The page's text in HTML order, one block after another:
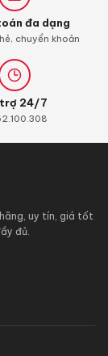
đa dạng
chuyển khoản
trợ 24/7
uy tín, giá tốt
đủ.